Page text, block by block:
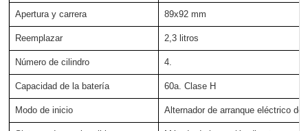
Apertura y carrera 89x92 mm
Reemplazar 2,3 litros
Número de cilindro 4.
Capacidad de la batería 60a. Clase H
Modo de inicio Alternador de arranque eléctrico